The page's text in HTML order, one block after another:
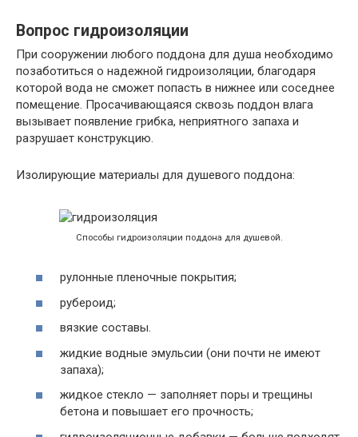
Вопрос гидроизоляции
При сооружении любого поддона для душа необходимо
позаботиться о надежной гидроизоляции, благодаря
которой вода не сможет попасть в нижнее или соседнее
помещение. Просачивающаяся сквозь поддон влага
вызывает появление грибка, неприятного запаха и
разрушает конструкцию.
Изолирующие материалы для душевого поддона:
Способы гидроизоляции поддона для душевой.
рулонные пленочные покрытия;
рубероид;
вязкие составы.
жидкие водные эмульсии (они почти не имеют
запаха);
жидкое стекло — заполняет поры и трещины
бетона и повышает его прочность;